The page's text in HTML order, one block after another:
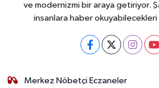
ve modernizmi bir araya getiriyor.
insanlara haber okuyabilecekleri
Merkez Nöbetçi Eczaneler